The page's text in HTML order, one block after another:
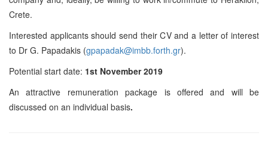
Crete.
Interested applicants should send their CV and a letter of interest
to Dr G. Papadakis (gpapadak@imbb.forth.gr).
Potential start date: 1st November 2019
An attractive remuneration package is offered and will be
discussed on an individual basis.